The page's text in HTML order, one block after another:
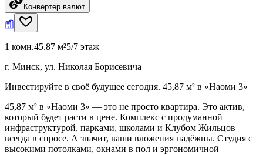
Конвертер валют
1 комн.45.87 м²5/7 этаж
г. Минск, ул. Николая Борисевича
Инвестируйте в своё будущее сегодня. 45,87 м² в «Наоми 3»
45,87 м² в «Наоми 3» — это не просто квартира. Это актив,
который будет расти в цене. Комплекс с продуманной
инфраструктурой, парками, школами и Клубом Жильцов —
всегда в спросе. А значит, ваши вложения надёжны. Студия с
высокими потолками, окнами в пол и эргономичной